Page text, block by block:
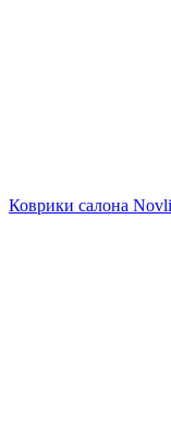
Коврики салона